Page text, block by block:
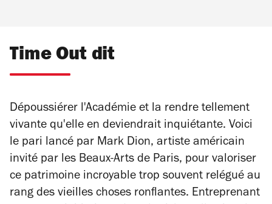
Time Out dit
Dépoussiérer l'Académie et la rendre tellement
vivante qu'elle en deviendrait inquiétante. Voici
le pari lancé par Mark Dion, artiste américain
invité par les Beaux-Arts de Paris, pour valoriser
ce patrimoine incroyable trop souvent relégué au
rang des vieilles choses ronflantes. Entreprenant